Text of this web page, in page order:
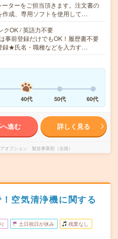
ターをご担当頂きます。注文書の
作成、専用ソフトを使用して…
クOK / 英語力不要
事前登録だけでもOK！履歴書不要
録★氏名・職種などを入力す…
40代 50代 60代
進む 詳しく見る
オプション 製造事業部（全国）
空気清浄機に関する
土日祝日が休み 残業なし